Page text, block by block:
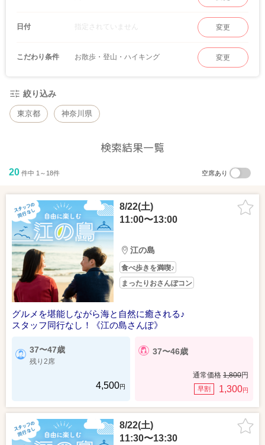
日付 指定されていません 変更
こだわり条件 お散歩・登山・ハイキング 変更
絞り込み
東京都 神奈川県
検索結果一覧
20 件中 1～18件 空席あり
8/22(土)
11:00〜13:00
江の島
食べ歩きを満喫♪
まったりおさんぽコン
グルメを堪能しながら海と自然に癒される♪
スタッフ同行なし！《江の島さんぽ》
37〜47歳
残り2席
4,500円
37〜46歳
通常価格 1,800円
早割 1,300円
8/22(土)
11:30〜13:30